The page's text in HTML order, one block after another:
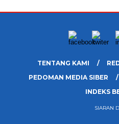
TENTANG KAMI
PEDOMAN MEDIA SIBER
INDEKS
SIARAN